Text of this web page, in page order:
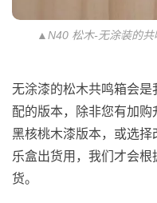
▲N40 松木-无涂装的共
无涂漆的松木共鸣箱会
配的版本，除非您有加
黑核桃木漆版本，或选
乐盒出货用，我们才会
货。